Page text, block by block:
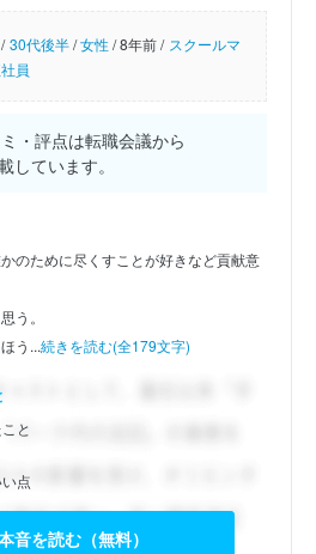
30代後半/女性/8年前 / スクールマ
員
・評点は転職会議から
しています。
のために尽くすことが好きなど貢献意
う。
う...続きを読む(全179文字)
と
点
音を読む（無料）